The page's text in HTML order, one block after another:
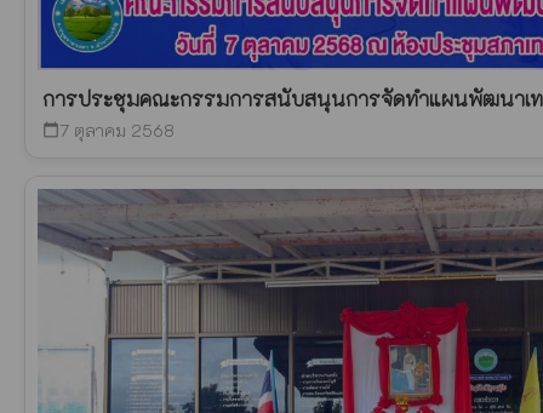
การประชุมคณะกรรมการสนับสนุนการจัดทำแผนพัฒนาเ
calendar_today 7 ตุลาคม 2568